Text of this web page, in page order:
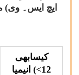
کیسابھی
انیمیا (<12